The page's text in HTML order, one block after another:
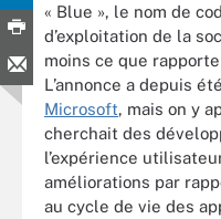
« Blue », le nom de
d’exploitation de la
moins ce que
L’annonce a depuis
Microsoft, mais on y
cherchait des
l’expérience
améliorations par
au cycle de vie des